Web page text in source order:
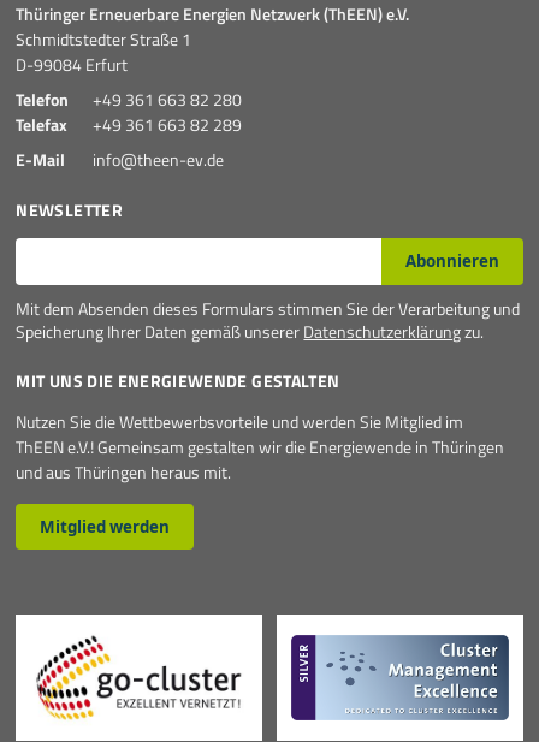
Thüringer Erneuerbare Energien Netzwerk (ThEEN) e.V.
Schmidtstedter Straße 1
D-99084 Erfurt
Telefon
+49 361 663 82 280
Telefax
+49 361 663 82 289
E-Mail
info@theen-ev.de
NEWSLETTER
E-Mail* Abonnieren
Mit dem Absenden dieses Formulars stimmen Sie der Verarbeitung und
Speicherung Ihrer Daten gemäß unsererDatenschutzerklärungzu.
MIT UNS DIE ENERGIEWENDE GESTALTEN
Nutzen Sie die Wettbewerbsvorteile und werden Sie Mitglied im
ThEEN e.V.! Gemeinsam gestalten wir die Energiewende in Thüringen
und aus Thüringen heraus mit.
Mitglied werden